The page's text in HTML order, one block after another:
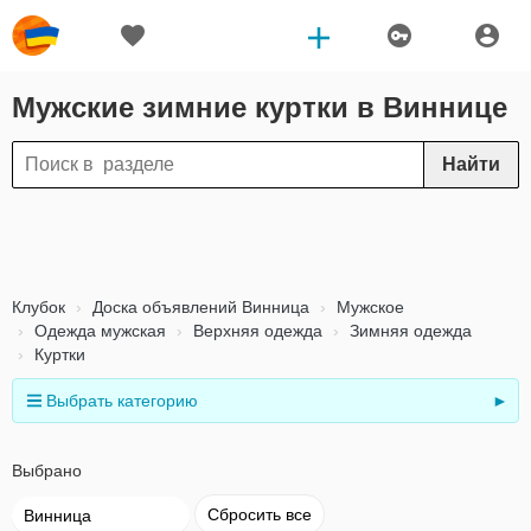
Мужские зимние куртки в Виннице
Найти
Клубок Доска объявлений Винница
Мужское
Одежда мужская
Верхняя одежда
Зимняя одежда
Куртки
Выбрать категорию ►
Выбрано
Винница Сбросить все